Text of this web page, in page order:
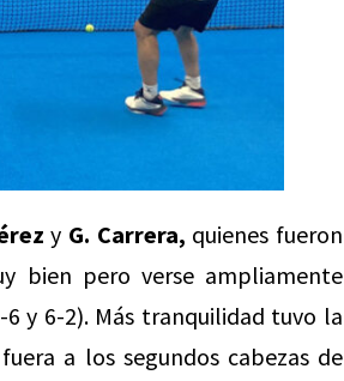
y G. Carrera, quienes fueron
bien pero verse ampliamente
6 y 6-2). Más tranquilidad tuvo la
a los segundos cabezas de